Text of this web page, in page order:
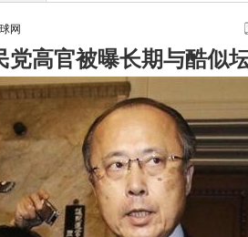
网
党高官被曝长期与酷似